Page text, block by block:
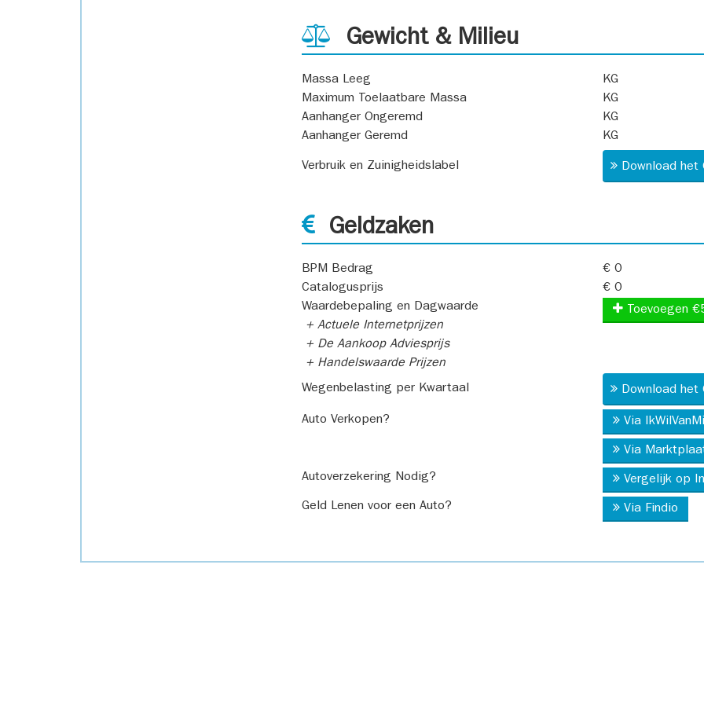
Gewicht & Milieu
Massa Leeg
KG
Maximum Toelaatbare Massa
KG
Aanhanger Ongeremd
KG
Aanhanger Geremd
KG
Verbruik en Zuinigheidslabel Download
Geldzaken
BPM Bedrag
€ 0
Catalogusprijs
€ 0
Waardebepaling en Dagwaarde
+ Actuele Internetprijzen
+ De Aankoop Adviesprijs
+ Handelswaarde Prijzen
Toevoegen
Wegenbelasting per Kwartaal Download
Auto Verkopen? Via
Via
Autoverzekering Nodig? Vergelijk op
Geld Lenen voor een Auto? Via Findio